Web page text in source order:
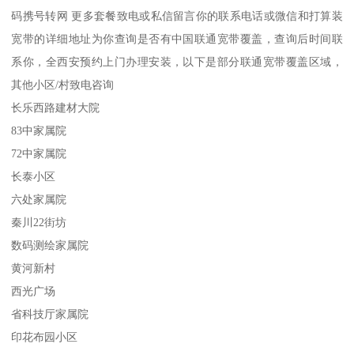
码携号转网 更多套餐致电或私信留言你的联系电话或微信和打算装
宽带的详细地址为你查询是否有中国联通宽带覆盖，查询后时间联
系你，全西安预约上门办理安装，以下是部分联通宽带覆盖区域，
其他小区/村致电咨询
长乐西路建材大院
83中家属院
72中家属院
长泰小区
六处家属院
秦川22街坊
数码测绘家属院
黄河新村
西光广场
省科技厅家属院
印花布园小区